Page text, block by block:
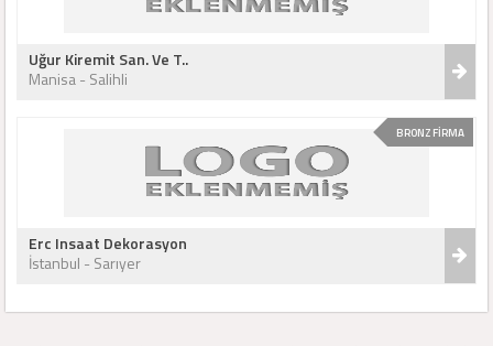
Uğur Kiremit San. Ve T..
Manisa - Salihli
BRONZ FİRMA
Erc Insaat Dekorasyon
İstanbul - Sarıyer